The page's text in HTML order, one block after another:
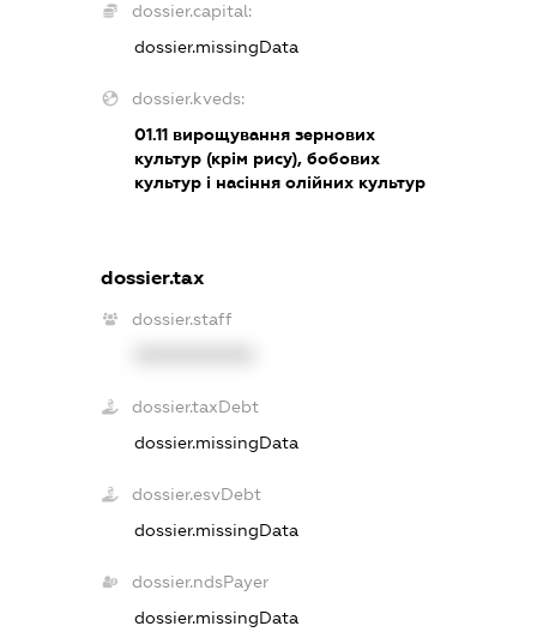
dossier.capital:
dossier.missingData
dossier.kveds:
01.11 вирощування зернових
культур (крім рису), бобових
культур і насіння олійних культур
dossier.tax
dossier.staff
dossier.taxDebt
dossier.missingData
dossier.esvDebt
dossier.missingData
dossier.ndsPayer
dossier.missingData